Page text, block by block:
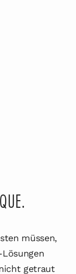
müssen,
getraut